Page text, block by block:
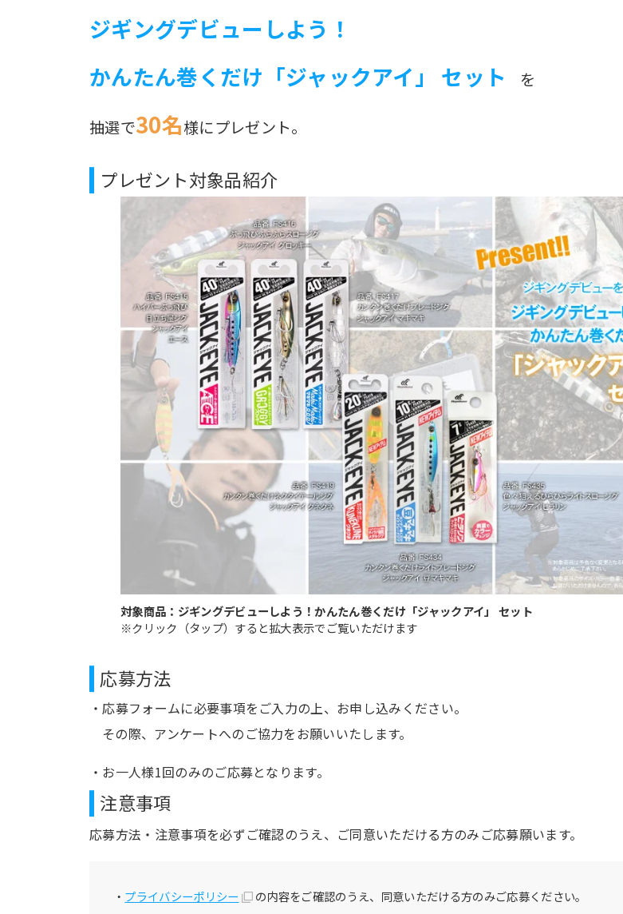
ジギングデビューしよう！
かんたん巻くだけ「ジャックアイ」 セット
を
抽選で30名様にプレゼント。
プレゼント対象品紹介
対象商品：ジギングデビューしよう！かんたん巻くだけ「ジャックアイ」 セット
※クリック（タップ）すると拡大表示でご覧いただけます
応募方法
応募フォームに必要事項をご入力の上、お申し込みください。
その際、アンケートへのご協力をお願いいたします。
お一人様1回のみのご応募となります。
注意事項
応募方法・注意事項を必ずご確認のうえ、ご同意いただける方のみご応募願います。
プライバシーポリシー の内容をご確認のうえ、同意いただける方のみご応募ください。